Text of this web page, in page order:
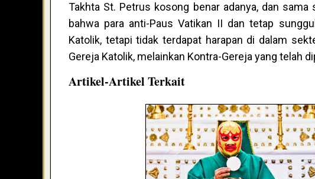
Takhta St. Petrus kosong benar adanya, dan
bahwa para anti-Paus Vatikan II dan tetap
Katolik, tetapi tidak terdapat harapan di dalam
Gereja Katolik, melainkan Kontra-Gereja yang telah
Artikel-Artikel Terkait